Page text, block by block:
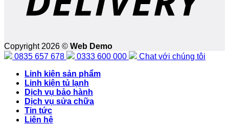
Copyright 2026 © Web Demo
0835 657 678
0333 600 000
Chat với chúng tôi
Linh kiện sản phẩm
Linh kiện tủ lạnh
Dịch vụ bảo hành
Dịch vụ sửa chữa
Tin tức
Liên hệ